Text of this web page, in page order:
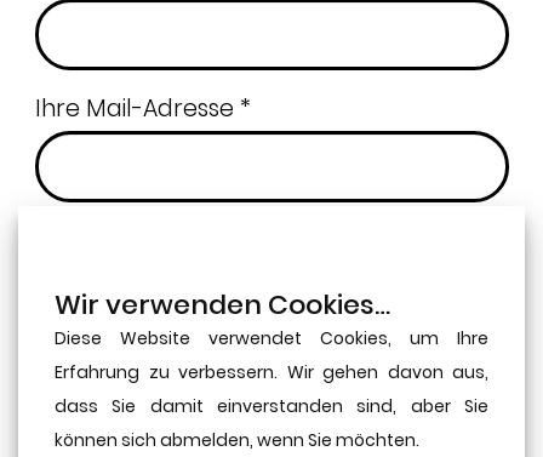
Ihre Mail-Adresse *
Ihre Nachricht
Wir verwenden Cookies…
Diese Website verwendet Cookies, um Ihre
Erfahrung zu verbessern. Wir gehen davon aus,
dass Sie damit einverstanden sind, aber Sie
können sich abmelden, wenn Sie möchten.